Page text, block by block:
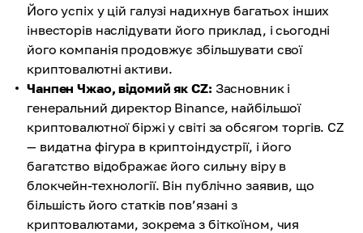
Його успіх у цій галузі надихнув багатьох інших
інвесторів наслідувати його приклад, і сьогодні
його компанія продовжує збільшувати свої
криптовалютні активи.
Чанпен Чжао, відомий як CZ: Засновник і
генеральний директор Binance, найбільшої
криптовалютної біржі у світі за обсягом торгів. CZ
— видатна фігура в криптоіндустрії, і його
багатство відображає його сильну віру в
блокчейн-технології. Він публічно заявив, що
більшість його статків пов’язані з
криптовалютами, зокрема з біткоїном, чия